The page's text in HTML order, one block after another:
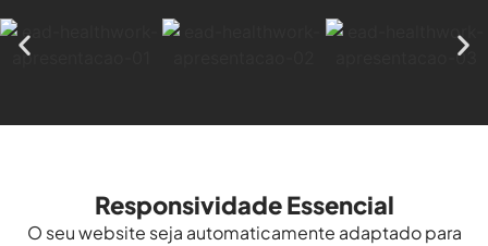
Responsividade Essencial
O seu website seja automaticamente adaptado para